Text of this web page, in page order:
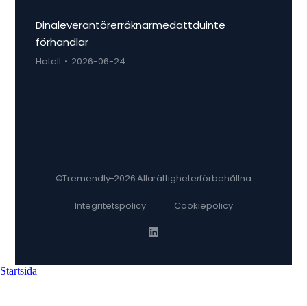
Dina leverantörer räknar med att du inte
förhandlar
Hotell 2026-06-24
© Tremendly - 2026. Alla rättigheter förbehållna
Integritetspolicy Cookiepolicy
Startsida